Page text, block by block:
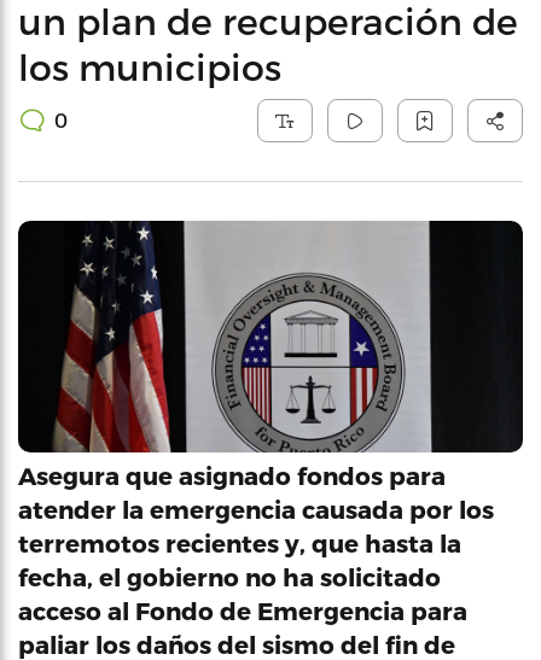
un plan de recuperación de
los municipios
0
Asegura que asignado fondos para
atender la emergencia causada por los
terremotos recientes y, que hasta la
fecha, el gobierno no ha solicitado
acceso al Fondo de Emergencia para
paliar los daños del sismo del fin de